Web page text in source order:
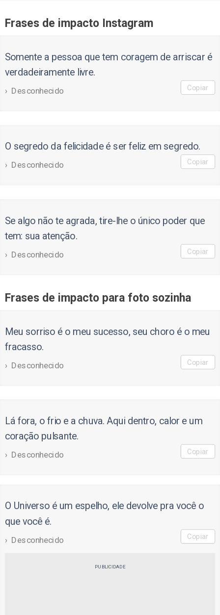
Frases de impacto Instagram
Somente a pessoa que tem coragem de arriscar é
verdadeiramente livre.
Desconhecido Copiar
O segredo da felicidade é ser feliz em segredo.
Desconhecido Copiar
Se algo não te agrada, tire-lhe o único poder que
tem: sua atenção.
Desconhecido Copiar
Frases de impacto para foto sozinha
Meu sorriso é o meu sucesso, seu choro é o meu
fracasso.
Desconhecido Copiar
Lá fora, o frio e a chuva. Aqui dentro, calor e um
coração pulsante.
Desconhecido Copiar
O Universo é um espelho, ele devolve pra você o
que você é.
Desconhecido Copiar
PUBLICIDADE